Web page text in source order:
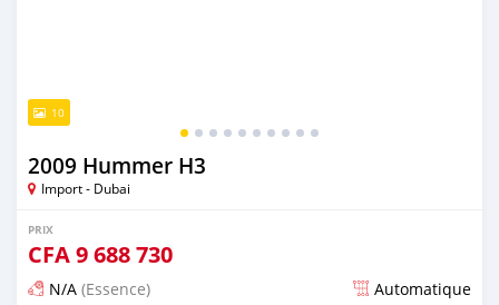
10
2009 Hummer H3
Import - Dubai
PRIX
CFA9 688 730
N/A (Essence) Automatique